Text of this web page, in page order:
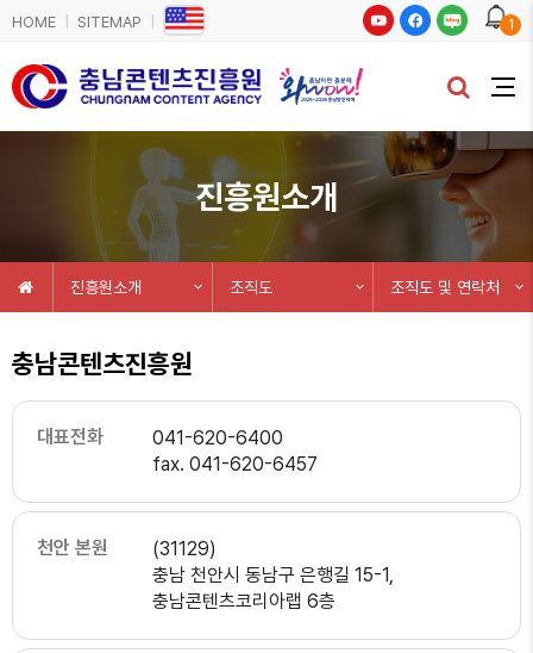
HOME SITEMAP 1
진흥원소개
진흥원소개 조직도 조직도 및 연락처
충남콘텐츠진흥원
대표전화
041-620-6400
fax. 041-620-6457
천안 본원
(31129)
충남 천안시 동남구 은행길 15-1,
충남콘텐츠코리아랩 6층